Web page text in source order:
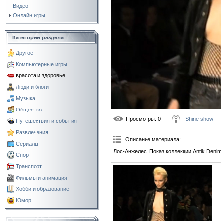
Видео
Онлайн игры
Категории раздела
Другое
Компьютерные игры
Красота и здоровье
Люди и блоги
Музыка
Общество
Путешествия и события
Развлечения
Сериалы
Спорт
Транспорт
Фильмы и анимация
Хобби и образование
Юмор
Просмотры: 0 Shine show
Описание материала:
Лос-Анжелес. Показ коллекции Antik